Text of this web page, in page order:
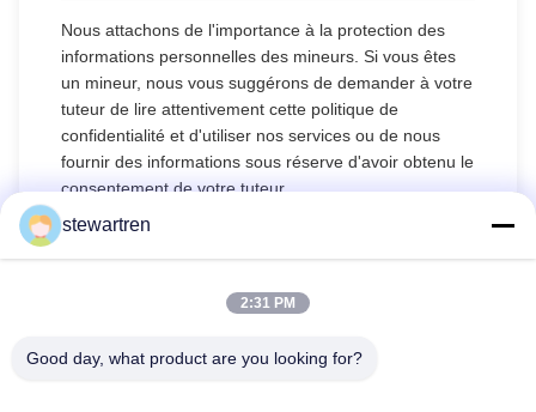
Nous attachons de l'importance à la protection des
informations personnelles des mineurs. Si vous êtes
un mineur, nous vous suggérons de demander à votre
tuteur de lire attentivement cette politique de
confidentialité et d'utiliser nos services ou de nous
fournir des informations sous réserve d'avoir obtenu le
consentement de votre tuteur.
stewartren
2:31 PM
Good day, what product are you looking for?